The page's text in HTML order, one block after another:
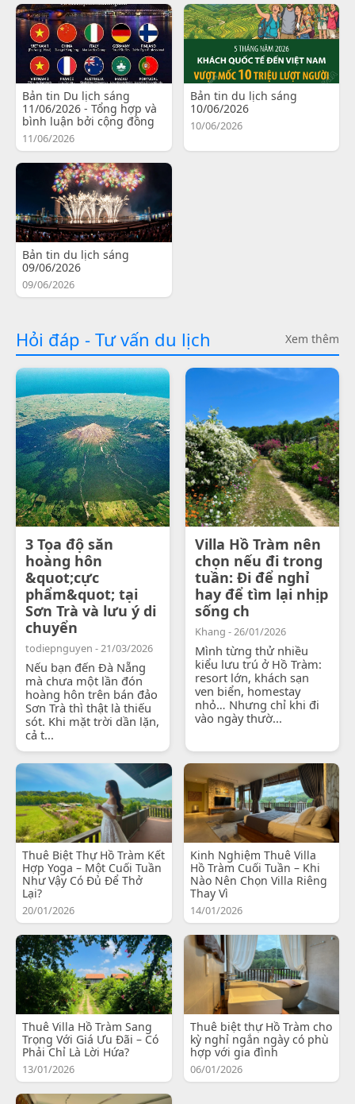
Bản tin Du lịch sáng
11/06/2026 - Tổng hợp và
bình luận bởi cộng đồng
11/06/2026
Bản tin du lịch sáng
10/06/2026
10/06/2026
Bản tin du lịch sáng
09/06/2026
09/06/2026
Hỏi đáp - Tư vấn du lịch Xem thêm
3 Tọa độ săn
hoàng hôn
&quot;cực
phẩm&quot; tại
Sơn Trà và lưu ý di
chuyển
todiepnguyen - 21/03/2026
Nếu bạn đến Đà Nẵng
mà chưa một lần đón
hoàng hôn trên bán đảo
Sơn Trà thì thật là thiếu
sót. Khi mặt trời dần lặn,
cả t...
Villa Hồ Tràm nên
chọn nếu đi trong
tuần: Đi để nghỉ
hay để tìm lại nhịp
sống ch
Khang - 26/01/2026
Mình từng thử nhiều
kiểu lưu trú ở Hồ Tràm:
resort lớn, khách sạn
ven biển, homestay
nhỏ… Nhưng chỉ khi đi
vào ngày thườ...
Thuê Biệt Thự Hồ Tràm Kết
Hợp Yoga – Một Cuối Tuần
Như Vậy Có Đủ Để Thở
Lại?
20/01/2026
Kinh Nghiệm Thuê Villa
Hồ Tràm Cuối Tuần – Khi
Nào Nên Chọn Villa Riêng
Thay Vì
14/01/2026
Thuê Villa Hồ Tràm Sang
Trọng Với Giá Ưu Đãi – Có
Phải Chỉ Là Lời Hứa?
13/01/2026
Thuê biệt thự Hồ Tràm cho
kỳ nghỉ ngắn ngày có phù
hợp với gia đình
06/01/2026